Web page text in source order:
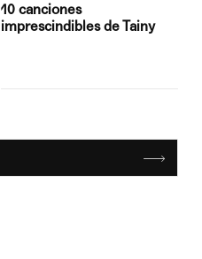
10 canciones
imprescindibles de Tainy